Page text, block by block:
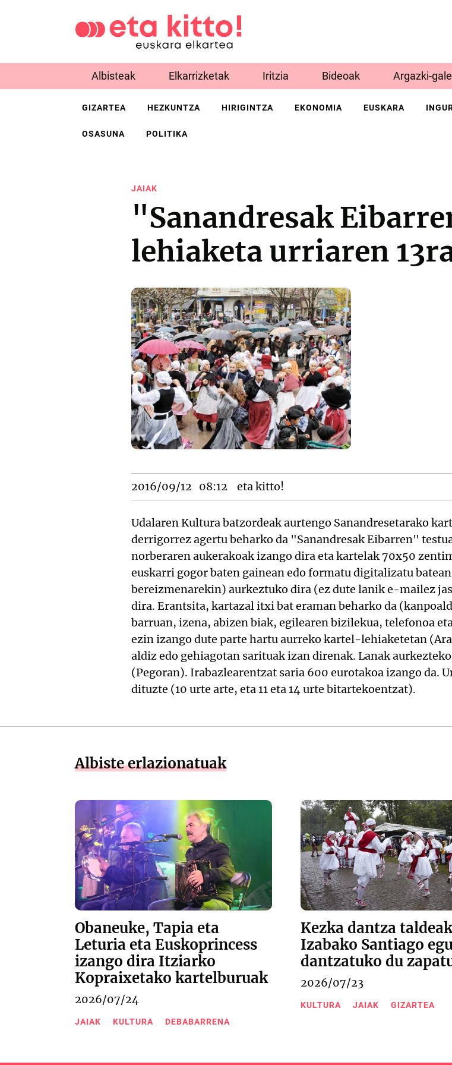
Albisteak Elkarrizketak Iritzia Bideoak Argazki-
GIZARTEA HEZKUNTZA HIRIGINTZA EKONOMIA EUSKARA
OSASUNA POLITIKA
JAIAK
"Sanandresak
lehiaketa urriaren
2016/09/12 08:12 eta kitto!
Udalaren Kultura batzordeak aurtengo Sanandresetarako
derrigorrez agertu beharko da "Sanandresak Eibarren"
norberaren aukerakoak izango dira eta kartelak 70x50
euskarri gogor baten gainean edo formatu digitalizatu
bereizmenarekin) aurkeztuko dira (ez dute lanik e-mailez
dira. Erantsita, kartazal itxi bat eraman beharko da
barruan, izena, abizen biak, egilearen bizilekua, telefonoa
ezin izango dute parte hartu aurreko kartel-lehiaketetan
aldiz edo gehiagotan sarituak izan direnak. Lanak
(Pegoran). Irabazlearentzat saria 600 eurotakoa izango da.
dituzte (10 urte arte, eta 11 eta 14 urte bitartekoentzat).
Albiste erlazionatuak
Obaneuke, Tapia eta
Leturia eta Euskoprincess
izango dira Itziarko
Kopraixetako kartelburuak
2026/07/24
JAIAK KULTURA DEBABARRENA
Kezka dantza taldeak
Izabako Santiago
dantzatuko du
2026/07/23
KULTURA JAIAK GIZARTEA